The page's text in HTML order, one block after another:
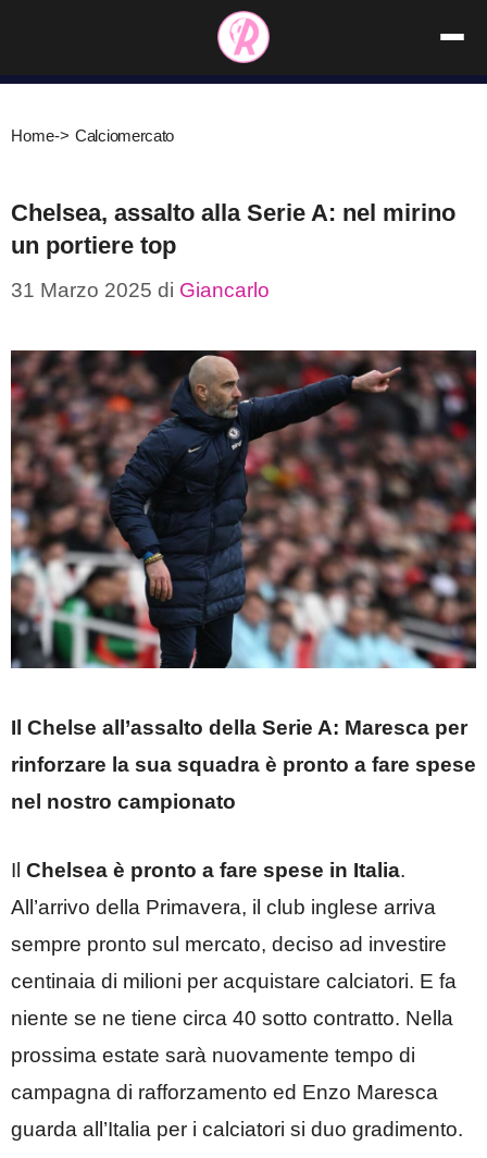
contenuto
Home-> Calciomercato
Chelsea, assalto alla Serie A: nel mirino
un portiere top
31 Marzo 2025 di Giancarlo
Il Chelse all’assalto della Serie A: Maresca per
rinforzare la sua squadra è pronto a fare spese
nel nostro campionato
Il Chelsea è pronto a fare spese in Italia.
All’arrivo della Primavera, il club inglese arriva
sempre pronto sul mercato, deciso ad investire
centinaia di milioni per acquistare calciatori. E fa
niente se ne tiene circa 40 sotto contratto. Nella
prossima estate sarà nuovamente tempo di
campagna di rafforzamento ed Enzo Maresca
guarda all’Italia per i calciatori si duo gradimento.